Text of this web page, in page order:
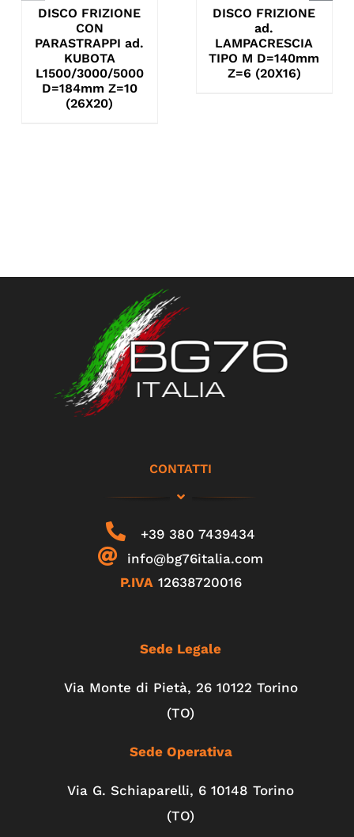
DISCO FRIZIONE
CON
PARASTRAPPI ad.
KUBOTA
L1500/3000/5000
D=184mm Z=10
(26X20)
DISCO FRIZIONE
ad.
LAMPACRESCIA
TIPO M D=140mm
Z=6 (20X16)
CONTATTI
+39 380 7439434
info@bg76italia.com
P.IVA 12638720016
Sede Legale
Via Monte di Pietà, 26 10122 Torino
(TO)
Sede Operativa
Via G. Schiaparelli, 6 10148 Torino
(TO)